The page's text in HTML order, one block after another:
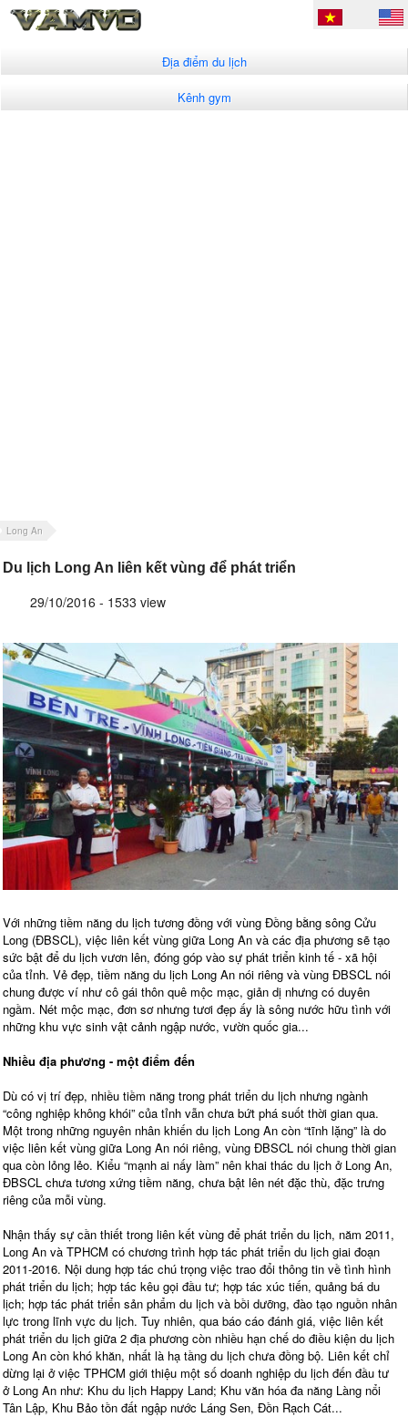
Địa điểm du lịch
Kênh gym
Long An
Du lịch Long An liên kết vùng để phát triển
29/10/2016 - 1533 view
Với những tiềm năng du lịch tương đồng với vùng Đồng bằng sông Cửu
Long (ĐBSCL), việc liên kết vùng giữa Long An và các địa phương sẽ tạo
sức bật để du lịch vươn lên, đóng góp vào sự phát triển kinh tế - xã hội
của tỉnh. Vẻ đẹp, tiềm năng du lịch Long An nói riêng và vùng ĐBSCL nói
chung được ví như cô gái thôn quê mộc mạc, giản dị nhưng có duyên
ngầm. Nét mộc mạc, đơn sơ nhưng tươi đẹp ấy là sông nước hữu tình với
những khu vực sinh vật cảnh ngập nước, vườn quốc gia...
Nhiều địa phương - một điểm đến
Dù có vị trí đẹp, nhiều tiềm năng trong phát triển du lịch nhưng ngành
“công nghiệp không khói” của tỉnh vẫn chưa bứt phá suốt thời gian qua.
Một trong những nguyên nhân khiến du lịch Long An còn “tĩnh lặng” là do
việc liên kết vùng giữa Long An nói riêng, vùng ĐBSCL nói chung thời gian
qua còn lỏng lẻo. Kiểu “mạnh ai nấy làm” nên khai thác du lịch ở Long An,
ĐBSCL chưa tương xứng tiềm năng, chưa bật lên nét đặc thù, đặc trưng
riêng của mỗi vùng.
Nhận thấy sự cần thiết trong liên kết vùng để phát triển du lịch, năm 2011,
Long An và TPHCM có chương trình hợp tác phát triển du lịch giai đoạn
2011-2016. Nội dung hợp tác chú trọng việc trao đổi thông tin về tình hình
phát triển du lịch; hợp tác kêu gọi đầu tư; hợp tác xúc tiến, quảng bá du
lịch; hợp tác phát triển sản phẩm du lịch và bồi dưỡng, đào tạo nguồn nhân
lực trong lĩnh vực du lịch. Tuy nhiên, qua báo cáo đánh giá, việc liên kết
phát triển du lịch giữa 2 địa phương còn nhiều hạn chế do điều kiện du lịch
Long An còn khó khăn, nhất là hạ tầng du lịch chưa đồng bộ. Liên kết chỉ
dừng lại ở việc TPHCM giới thiệu một số doanh nghiệp du lịch đến đầu tư
ở Long An như: Khu du lịch Happy Land; Khu văn hóa đa năng Làng nổi
Tân Lập, Khu Bảo tồn đất ngập nước Láng Sen, Đồn Rạch Cát...